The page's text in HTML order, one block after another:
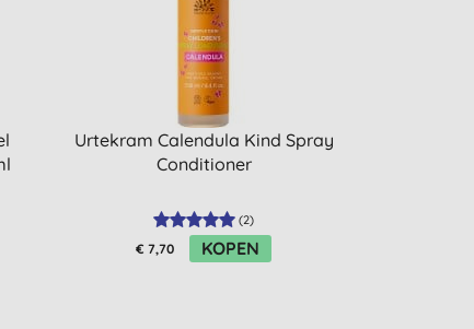
Urtekram Calendula Kind Spray
Conditioner
(2)
€ 7,70 KOPEN